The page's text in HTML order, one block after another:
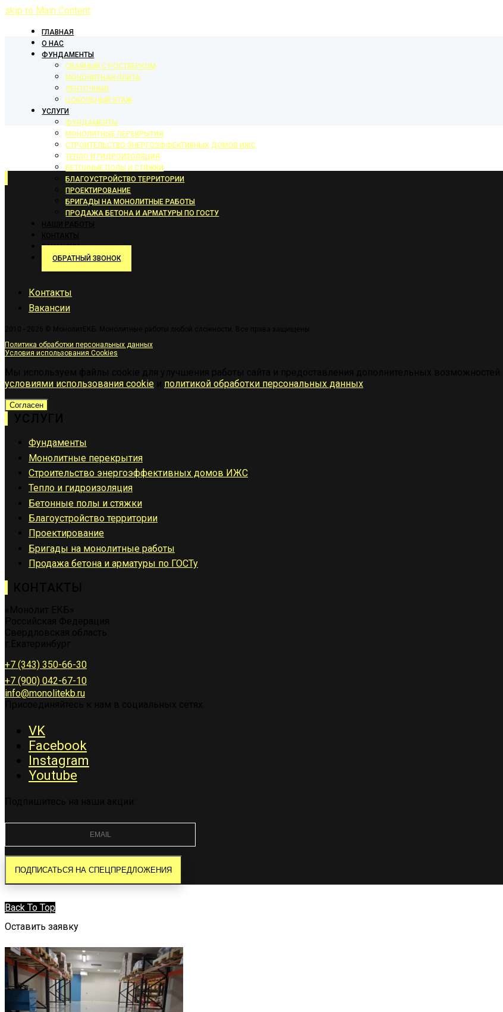
skip to Main Content
ГЛАВНАЯ
О НАС
ФУНДАМЕНТЫ
СВАЙНЫЙ С РОСТВЕРКОМ
МОНОЛИТНАЯ ПЛИТА
ЛЕНТОЧНЫЙ
ЦОКОЛЬНЫЙ ЭТАЖ
УСЛУГИ
ФУНДАМЕНТЫ
МОНОЛИТНЫЕ ПЕРЕКРЫТИЯ
СТРОИТЕЛЬСТВО ЭНЕРГОЭФФЕКТИВНЫХ ДОМОВ ИЖС
ТЕПЛО И ГИДРОИЗОЛЯЦИЯ
БЕТОННЫЕ ПОЛЫ И СТЯЖКИ
БЛАГОУСТРОЙСТВО ТЕРРИТОРИИ
ПРОЕКТИРОВАНИЕ
БРИГАДЫ НА МОНОЛИТНЫЕ РАБОТЫ
ПРОДАЖА БЕТОНА И АРМАТУРЫ ПО ГОСТУ
ВАКАНСИИ
ОБРАТНЫЙ ЗВОНОК
Контакты
Вакансии
Политика обработки персональных данных
Условия использования Cookies
условиями использования cookie
политикой обработки персональных данных
Согласен
Фундаменты
Монолитные перекрытия
Строительство энергоэффективных домов ИЖС
Тепло и гидроизоляция
Бетонные полы и стяжки
Благоустройство территории
Проектирование
Бригады на монолитные работы
Продажа бетона и арматуры по ГОСТу
+7 (343) 350-66-30
+7 (900) 042-67-10
info@monolitekb.ru
VK
Facebook
Instagram
Youtube
Back To Top
Оставить заявку